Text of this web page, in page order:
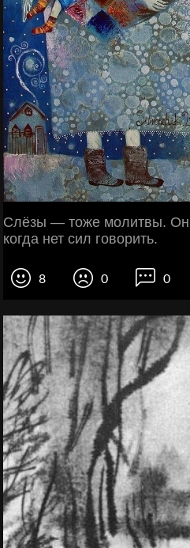
Слёзы — тоже молитвы.
когда нет сил говорить.
8 0 0